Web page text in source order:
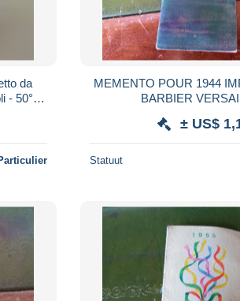
da
- 50°
MEMENTO POUR 1944
BARBIER
± US$
Statuut